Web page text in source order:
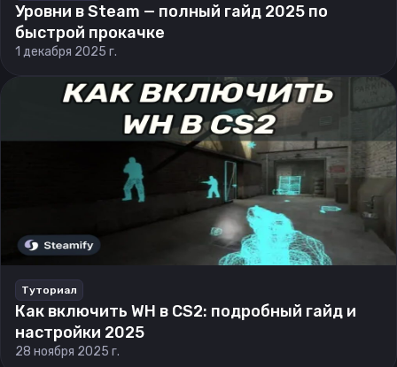
Уровни в Steam — полный гайд 2025 по
быстрой прокачке
1 декабря 2025 г.
Туториал
Как включить WH в CS2: подробный гайд и
настройки 2025
28 ноября 2025 г.